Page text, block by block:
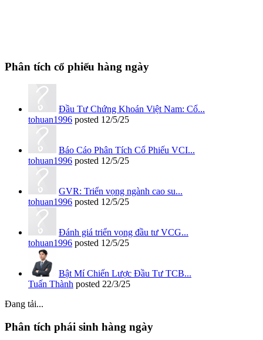
Phân tích cổ phiếu hàng ngày
Đầu Tư Chứng Khoán Việt Nam: Cổ...
tohuan1996 posted 12/5/25
Báo Cáo Phân Tích Cổ Phiếu VCI...
tohuan1996 posted 12/5/25
GVR: Triển vọng ngành cao su...
tohuan1996 posted 12/5/25
Đánh giá triển vọng đầu tư VCG...
tohuan1996 posted 12/5/25
Bật Mí Chiến Lược Đầu Tư TCB...
Tuấn Thành posted 22/3/25
Đang tải...
Phân tích phái sinh hàng ngày